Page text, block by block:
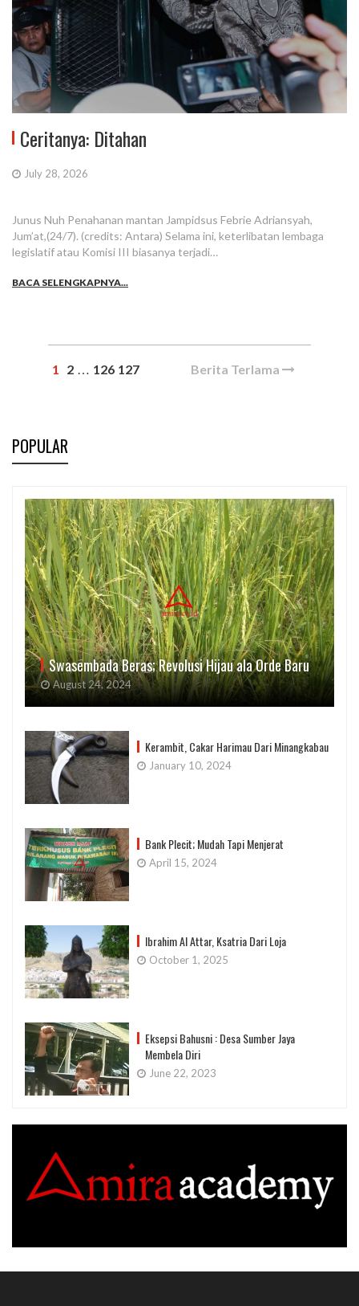
Ceritanya: Ditahan
July 28, 2026
Junus Nuh Penahanan mantan Jampidsus Febrie Adriansyah,
Jum’at,(24/7). (credits: Antara) Selama ini, keterlibatan lembaga
legislatif atau Komisi III biasanya terjadi…
BACA SELENGKAPNYA...
1 2 … 126 127 Berita Terlama
POPULAR
Swasembada Beras; Revolusi Hijau ala Orde Baru
August 24, 2024
Kerambit, Cakar Harimau Dari Minangkabau
January 10, 2024
Bank Plecit; Mudah Tapi Menjerat
April 15, 2024
Ibrahim Al Attar, Ksatria Dari Loja
October 1, 2025
Eksepsi Bahusni : Desa Sumber Jaya
Membela Diri
June 22, 2023